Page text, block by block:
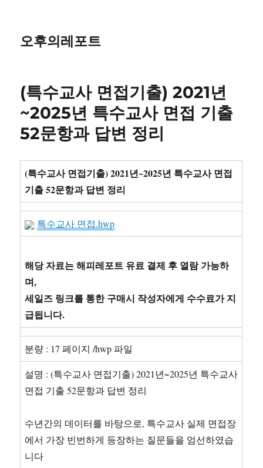
오후의레포트
(특수교사 면접기출) 2021년
~2025년 특수교사 면접 기출
52문항과 답변 정리
(특수교사 면접기출) 2021년~2025년 특수교사 면접
기출 52문항과 답변 정리
특수교사 면접.hwp
해당 자료는 해피레포트 유료 결제 후 열람 가능하
며,
세일즈 링크를 통한 구매시 작성자에게 수수료가 지
급됩니다.
분량 : 17 페이지 /hwp 파일
설명 : (특수교사 면접기출) 2021년~2025년 특수교사
면접 기출 52문항과 답변 정리
수년간의 데이터를 바탕으로, 특수교사 실제 면접장
에서 가장 빈번하게 등장하는 질문들을 엄선하였습
니다